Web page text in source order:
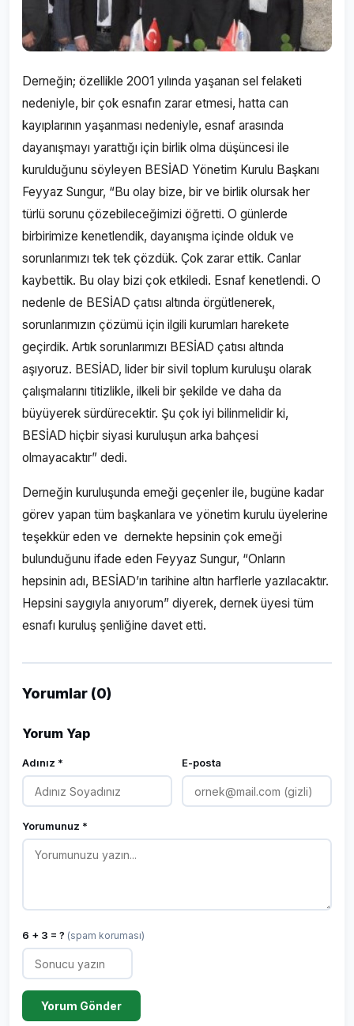
Derneğin; özellikle 2001 yılında yaşanan sel felaketi
nedeniyle, bir çok esnafın zarar etmesi, hatta can
kayıplarının yaşanması nedeniyle, esnaf arasında
dayanışmayı yarattığı için birlik olma düşüncesi ile
kurulduğunu söyleyen BESİAD Yönetim Kurulu Başkanı
Feyyaz Sungur, “Bu olay bize, bir ve birlik olursak her
türlü sorunu çözebileceğimizi öğretti. O günlerde
birbirimize kenetlendik, dayanışma içinde olduk ve
sorunlarımızı tek tek çözdük. Çok zarar ettik. Canlar
kaybettik. Bu olay bizi çok etkiledi. Esnaf kenetlendi. O
nedenle de BESİAD çatısı altında örgütlenerek,
sorunlarımızın çözümü için ilgili kurumları harekete
geçirdik. Artık sorunlarımızı BESİAD çatısı altında
aşıyoruz. BESİAD, lider bir sivil toplum kuruluşu olarak
çalışmalarını titizlikle, ilkeli bir şekilde ve daha da
büyüyerek sürdürecektir. Şu çok iyi bilinmelidir ki,
BESİAD hiçbir siyasi kuruluşun arka bahçesi
olmayacaktır” dedi.
Derneğin kuruluşunda emeği geçenler ile, bugüne kadar
görev yapan tüm başkanlara ve yönetim kurulu üyelerine
teşekkür eden ve dernekte hepsinin çok emeği
bulunduğunu ifade eden Feyyaz Sungur, “Onların
hepsinin adı, BESİAD’ın tarihine altın harflerle yazılacaktır.
Hepsini saygıyla anıyorum” diyerek, dernek üyesi tüm
esnafı kuruluş şenliğine davet etti.
Yorumlar (0)
Yorum Yap
Adınız * E-posta
Yorumunuz *
6 + 3 = ? (spam koruması)
Yorum Gönder